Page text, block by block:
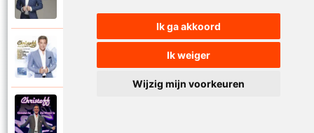
Ik ga akkoord
Ik weiger
Wijzig mijn voorkeuren
Christoff en Florian Silbereisen
Omdat ie zo mooi is